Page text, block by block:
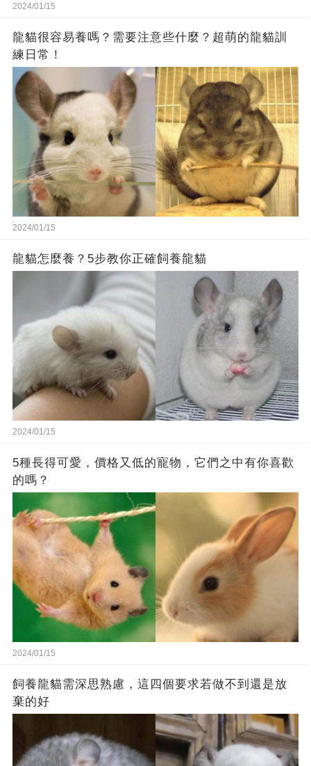
2024/01/15
龍貓很容易養嗎？需要注意些什麼？超萌的龍貓訓
練日常！
2024/01/15
龍貓怎麼養？5步教你正確飼養龍貓
2024/01/15
5種長得可愛，價格又低的寵物，它們之中有你喜歡
的嗎？
2024/01/15
飼養龍貓需深思熟慮，這四個要求若做不到還是放
棄的好